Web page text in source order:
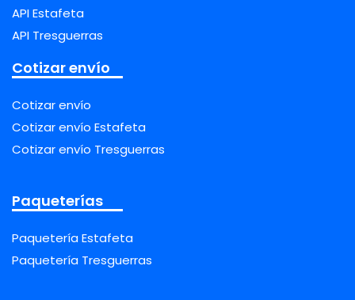
API Estafeta
API Tresguerras
Cotizar envío
Cotizar envío
Cotizar envío Estafeta
Cotizar envío Tresguerras
Paqueterías
Paquetería Estafeta
Paquetería Tresguerras